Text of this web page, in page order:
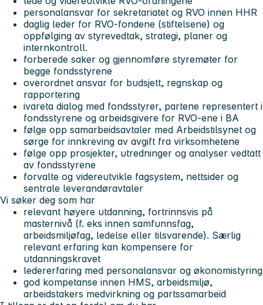
personalansvar for sekretariatet og RVO innen HHR
daglig leder for RVO-fondene (stiftelsene) og
oppfølging av styrevedtak, strategi, planer og
internkontroll.
forberede saker og gjennomføre styremøter for
begge fondsstyrene
overordnet ansvar for budsjett, regnskap og
rapportering
ivareta dialog med fondsstyrer, partene representert i
fondsstyrene og arbeidsgivere for RVO-ene i BA
følge opp samarbeidsavtaler med Arbeidstilsynet og
sørge for innkreving av avgift fra virksomhetene
følge opp prosjekter, utredninger og analyser vedtatt
av fondsstyrene
forvalte og videreutvikle fagsystem, nettsider og
sentrale leverandøravtaler
Vi søker deg som har
relevant høyere utdanning, fortrinnsvis på
masternivå (f. eks innen samfunnsfag,
arbeidsmiljøfag, ledelse eller tilsvarende). Særlig
relevant erfaring kan kompensere for
utdanningskravet
ledererfaring med personalansvar og økonomistyring
god kompetanse innen HMS, arbeidsmiljø,
arbeidstakers medvirkning og partssamarbeid